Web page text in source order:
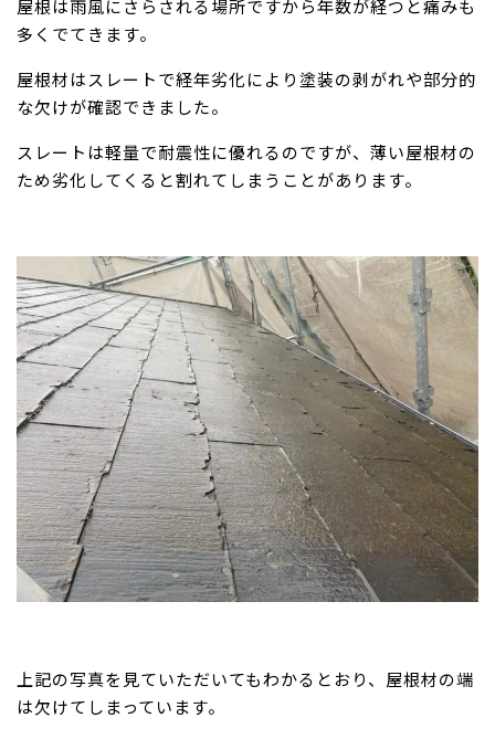
屋根は雨風にさらされる場所ですから年数が経つと痛みも
多くでてきます。
屋根材はスレートで経年劣化により塗装の剥がれや部分的
な欠けが確認できました。
スレートは軽量で耐震性に優れるのですが、薄い屋根材の
ため劣化してくると割れてしまうことがあります。
上記の写真を見ていただいてもわかるとおり、屋根材の端
は欠けてしまっています。